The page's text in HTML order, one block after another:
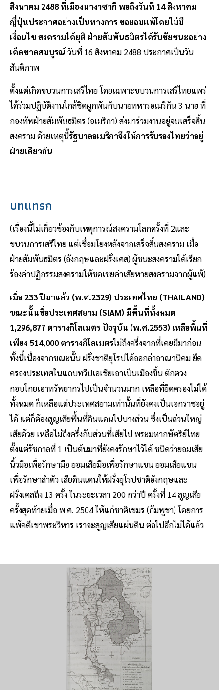
สิงหาคม 2488 ที่เมืองนางาซากิ พอถึงวันที่ 14 สิงหาคม
ญี่ปุ่นประกาศอย่างเป็นทางการ ขอยอมแพ้โดยไม่มี
เงื่อนไข สงครามได้ยุติ ฝ่ายสัมพันธมิตรได้รับชัยชนะอย่าง
เด็ดขาดสมบูรณ์ วันที่ 16 สิงหาคม 2488 ประกาศเป็นวัน
สันติภาพ
ตั้งแต่เกิดขบวนการเสรีไทย โดยเฉพาะขบวนการเสรีไทยแพร่
ได้ร่วมปฏิบัติงานใกล้ชิดผูกพันกับนายทหารอเมริกัน 3 นาย ที่
กองทัพฝ่ายสัมพันธมิตร (อเมริกา) ส่งมาร่วมงานอยู่จนเสร็จสิ้น
สงคราม ด้วยเหตุนี้รัฐบาลอเมริกาจึงให้การรับรองไทยว่าอยู่
ฝ่ายเดียวกัน
บทแทรก
(เรื่องนี้ไม่เกี่ยวข้องกับเหตุการณ์สงครามโลกครั้งที่ 2และ
ขบวนการเสรีไทย แต่เชื่อมโยงหลังจากเสร็จสิ้นสงคราม เมื่อ
ฝ่ายสัมพันธมิตร (อังกฤษและฝรั่งเศส) ผู้ชนะสงครามได้เรียก
ร้องค่าปฏิกรรมสงครามให้ชดเชยค่าเสียหายสงครามจากผู้แพ้)
เมื่อ 233 ปีมาแล้ว (พ.ศ.2329) ประเทศไทย (THAILAND)
ขณะนั้นชื่อประเทศสยาม (SIAM) มีพื้นที่ทั้งหมด
1,296,877 ตารางกิโลเมตร ปัจจุบัน (พ.ศ.2553) เหลือพื้นที่
เพียง 514,000 ตารางกิโลเมตรไม่ถึงครึ่งจากที่เคยมีมาก่อน
ทั้งนี้เนื่องจากขณะนั้น ฝรั่งชาติยุโรปได้ออกล่าอาณานิคม ยึด
ครองประเทศในแถบทวีปเอเชียเอาเป็นเมืองขึ้น ตักตวง
กอบโกยเอาทรัพยากรไปเป็นจำนวนมาก เหลือที่ยึดครองไม่ได้
ทั้งหมด ก็เหลือแต่ประเทศสยามเท่านั้นที่ยังคงเป็นเอกราชอยู่
ได้ แต่ก็ต้องสูญเสียพื้นที่ดินแดนไปบางส่วน ซึ่งเป็นส่วนใหญ่
เสียด้วย เหลือไม่ถึงครึ่งกับส่วนที่เสียไป พระมหากษัตริย์ไทย
ตั้งแต่รัชกาลที่ 1 เป็นต้นมาที่ยังคงรักษาไว้ได้ ชนิดว่ายอมเสีย
นิ้วมือเพื่อรักษามือ ยอมเสียมือเพื่อรักษาแขน ยอมเสียแขน
เพื่อรักษาลำตัว เสียดินแดนให้ฝรั่งยุโรปชาติอังกฤษและ
ฝรั่งเศสถึง 13 ครั้ง ในระยะเวลา 200 กว่าปี ครั้งที่ 14 สูญเสีย
ครั้งสุดท้ายเมื่อ พ.ศ. 2504 ให้แก่ชาติเขมร (กัมพูชา) โดยการ
แพ้คดีเขาพระวิหาร เราจะสูญเสียแผ่นดิน ต่อไปอีกไม่ได้แล้ว